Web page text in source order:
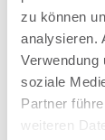
zu können
analysieren.
Verwendung
soziale
Partner
weiteren